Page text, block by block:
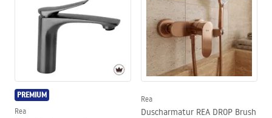
PREMIUM
Rea
Rea
Duscharmatur REA DROP Brush